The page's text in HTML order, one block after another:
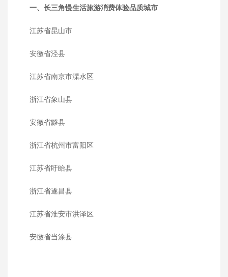
一、长三角慢生活旅游消费体验品质城市
江苏省昆山市
安徽省泾县
江苏省南京市溧水区
浙江省象山县
安徽省黟县
浙江省杭州市富阳区
江苏省盱眙县
浙江省遂昌县
江苏省淮安市洪泽区
安徽省当涂县